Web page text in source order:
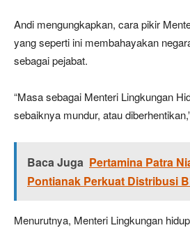
Andi mengungkapkan, cara pikir
yang seperti ini membahayakan
sebagai pejabat.
“Masa sebagai Menteri Lingkungan
sebaiknya mundur, atau
Baca Juga Pertamina Patra
Pontianak Perkuat Distribusi
Menurutnya, Menteri Lingkungan